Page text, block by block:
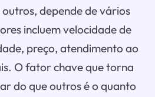
depende de vários
incluem velocidade de
preço, atendimento ao
O fator chave que torna
do que outros é o quanto